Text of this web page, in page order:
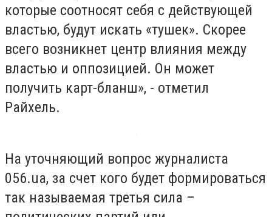
которые соотносят себя с действующей
властью, будут искать «тушек». Скорее
всего возникнет центр влияния между
властью и оппозицией. Он может
получить карт-бланш», - отметил
Райхель.
На уточняющий вопрос журналиста
056.ua, за счет кого будет формироваться
так называемая третья сила –